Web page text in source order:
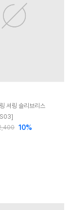
셔링 슬리브리스
10%